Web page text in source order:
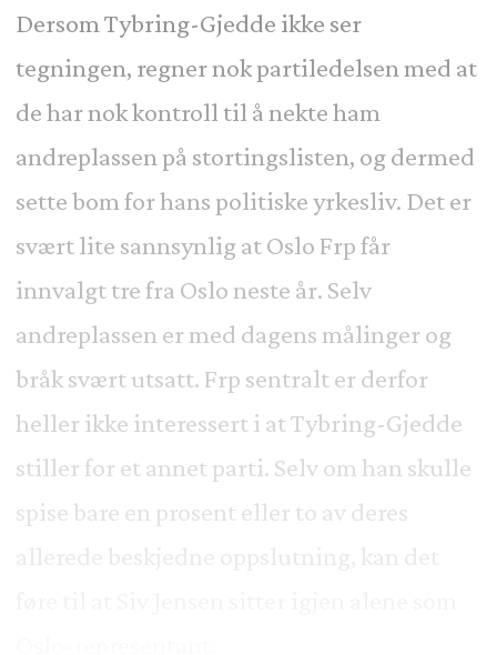
Dersom Tybring-Gjedde ikke ser
tegningen, regner nok partiledelsen med at
de har nok kontroll til å nekte ham
andreplassen på stortingslisten, og dermed
sette bom for hans politiske yrkesliv. Det er
svært lite sannsynlig at Oslo Frp får
innvalgt tre fra Oslo neste år. Selv
andreplassen er med dagens målinger og
bråk svært utsatt. Frp sentralt er derfor
heller ikke interessert i at Tybring-Gjedde
stiller for et annet parti. Selv om han skulle
spise bare en prosent eller to av deres